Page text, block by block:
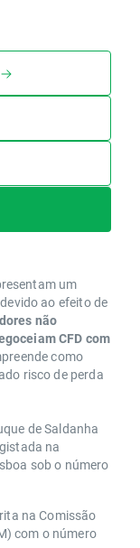
um
ao efeito de
não
CFD com
como
risco de perda
de Saldanha
na
sob o número
na Comissão
com o número